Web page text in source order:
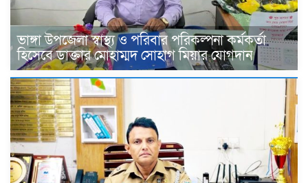
ভাঙ্গা উপজেলা স্বাস্থ্য ও পরিবার পরিকল্পনা কর্মকর্তা
হিসেবে ডাক্তার মোহাম্মদ সোহাগ মিয়ার যোগদান